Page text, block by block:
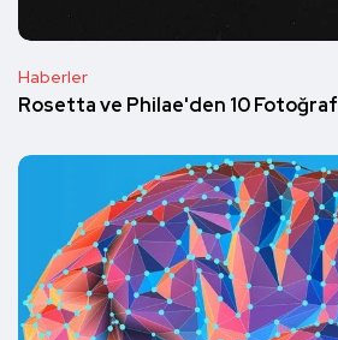
Haberler
Rosetta ve Philae'den 10 Fotoğraf